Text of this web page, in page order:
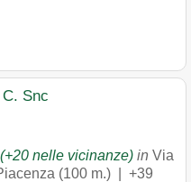
Snc
(+20 nelle vicinanze) in Via
(100 m.) | +39